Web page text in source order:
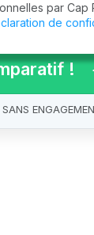
!
par Cap
de